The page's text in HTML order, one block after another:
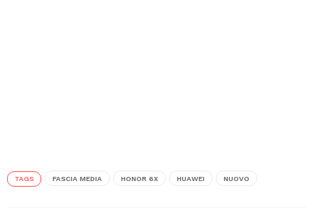
TAGS FASCIA MEDIA HONOR 6X HUAWEI NUOVO